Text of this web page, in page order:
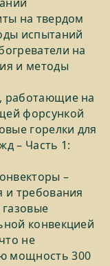
на твердом
испытаний
на
и методы
работающие на
форсункой
горелки для
– Часть 1:
–
и требования
конвекцией
не
мощность 300